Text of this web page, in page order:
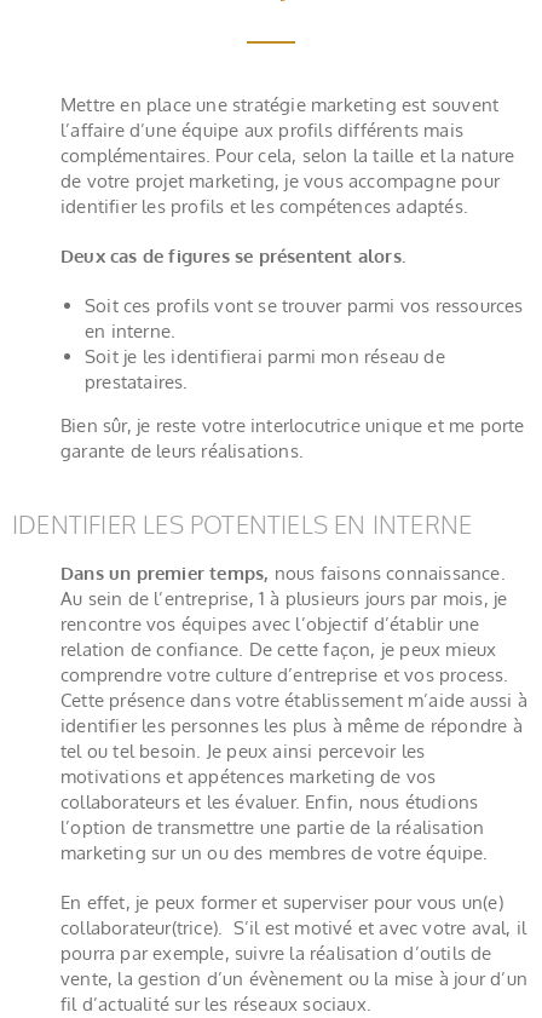
Mettre en place une stratégie marketing est souvent
l’affaire d’une équipe aux profils différents mais
complémentaires. Pour cela, selon la taille et la nature
de votre projet marketing, je vous accompagne pour
identifier les profils et les compétences adaptés.
Deux cas de figures se présentent alors.
Soit ces profils vont se trouver parmi vos ressources
en interne.
Soit je les identifierai parmi mon réseau de
prestataires.
Bien sûr, je reste votre interlocutrice unique et me porte
garante de leurs réalisations.
IDENTIFIER LES POTENTIELS EN INTERNE
Dans un premier temps, nous faisons connaissance.
Au sein de l’entreprise, 1 à plusieurs jours par mois, je
rencontre vos équipes avec l’objectif d’établir une
relation de confiance. De cette façon, je peux mieux
comprendre votre culture d’entreprise et vos process.
Cette présence dans votre établissement m’aide aussi à
identifier les personnes les plus à même de répondre à
tel ou tel besoin. Je peux ainsi percevoir les
motivations et appétences marketing de vos
collaborateurs et les évaluer. Enfin, nous étudions
l’option de transmettre une partie de la réalisation
marketing sur un ou des membres de votre équipe.
En effet, je peux former et superviser pour vous un(e)
collaborateur(trice). S’il est motivé et avec votre aval, il
pourra par exemple, suivre la réalisation d’outils de
vente, la gestion d’un évènement ou la mise à jour d’un
fil d’actualité sur les réseaux sociaux.